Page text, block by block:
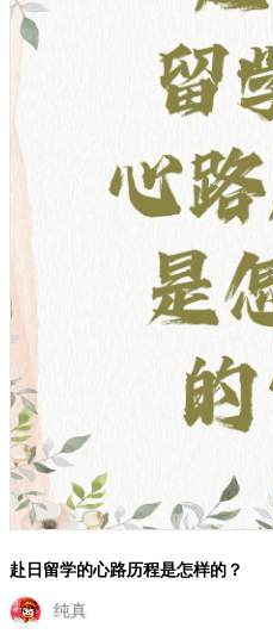
赴日留学的心路历程是怎样的？
纯真